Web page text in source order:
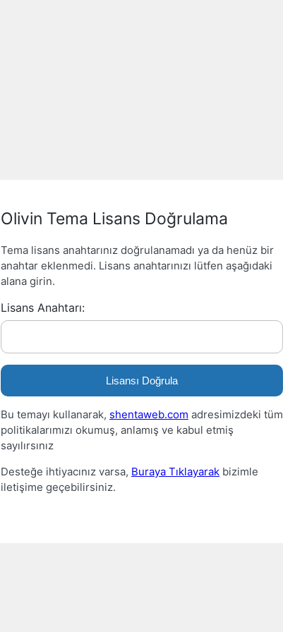
Olivin Tema Lisans Doğrulama
Tema lisans anahtarınız doğrulanamadı ya da henüz bir
anahtar eklenmedi. Lisans anahtarınızı lütfen aşağıdaki
alana girin.
Lisans Anahtarı:
Lisansı Doğrula
Bu temayı kullanarak, shentaweb.com adresimizdeki tüm
politikalarımızı okumuş, anlamış ve kabul etmiş
sayılırsınız
Desteğe ihtiyacınız varsa, Buraya Tıklayarak bizimle
iletişime geçebilirsiniz.